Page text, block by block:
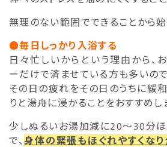
無理のない範囲でできることから始
●毎日しっかり入浴する
日々忙しいからという理由から、
ーだけで済ませている方も多いので
その日の疲れをその日のうちに緩
りと湯舟に浸かることをおすすめし
少しぬるいお湯加減に20～30分ほ
で、身体の緊張もほぐれやすくな